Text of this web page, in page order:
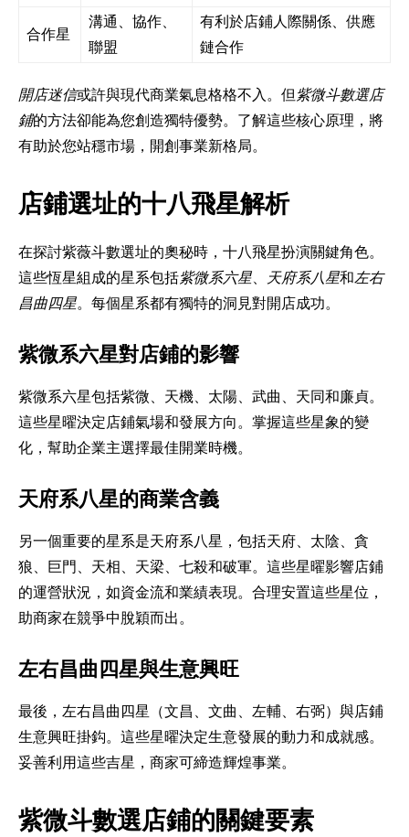
合作星
溝通、協作、
聯盟
有利於店鋪人際關係、供應
鏈合作
開店迷信或許與現代商業氣息格格不入。但 紫微斗數選店
鋪的方法卻能為您創造獨特優勢。了解這些核心原理，將
有助於您站穩市場，開創事業新格局。
店鋪選址的十八飛星解析
在探討紫薇斗數選址的奧秘時，十八飛星扮演關鍵角色。
這些恆星組成的星系包括紫微系六星 天府系八星和左右
昌曲四星。每個星系都有獨特的洞見對開店成功。
紫微系六星對店鋪的影響
紫微系六星包括紫微、天機、太陽、武曲、天同和廉貞。
這些星曜決定店鋪氣場和發展方向。掌握這些星象的變
化，幫助企業主選擇最佳開業時機。
天府系八星的商業含義
另一個重要的星系是天府系八星 ，包括天府、太陰、貪
狼、巨門、天相、天梁、七殺和破軍。這些星曜影響店鋪
的運營狀況，如資金流和業績表現。合理安置這些星位，
助商家在競爭中脫穎而出。
左右昌曲四星與生意興旺
最後， 左右昌曲四星
（文昌、文曲、左輔、右弼）與店鋪
生意興旺掛鈎。這些星曜決定生意發展的動力和成就感。
妥善利用這些吉星，商家可締造輝煌事業。
紫微斗數選店鋪的關鍵要素